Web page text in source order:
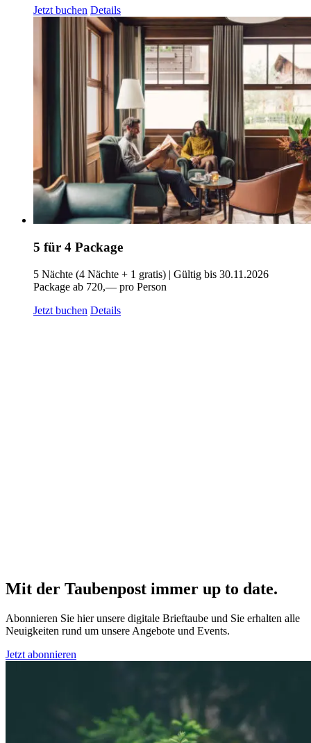
Jetzt buchen Details
5 für 4 Package
5 Nächte (4 Nächte + 1 gratis) | Gültig bis 30.11.2026
Package ab 720,— pro Person
Jetzt buchen Details
Mit der Taubenpost immer up to date.
Abonnieren Sie hier unsere digitale Brieftaube und Sie erhalten alle
Neuigkeiten rund um unsere Angebote und Events.
Jetzt abonnieren